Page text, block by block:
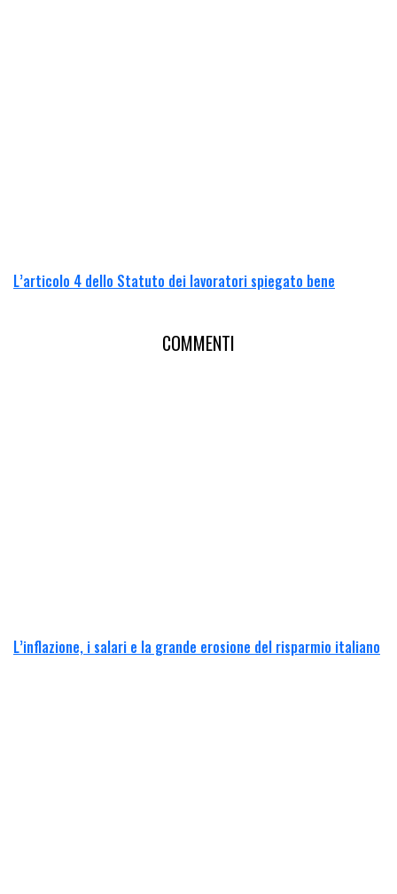
L’articolo 4 dello Statuto dei lavoratori spiegato bene
COMMENTI
L’inflazione, i salari e la grande erosione del risparmio italiano